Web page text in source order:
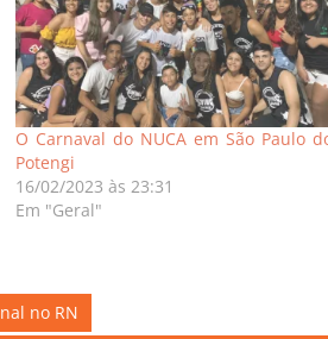
O Carnaval do NUCA em São Paulo
Potengi
16/02/2023 às 23:31
Em "Geral"
no RN